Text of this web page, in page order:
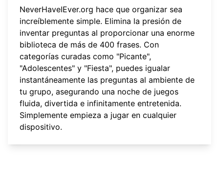
NeverHaveIEver.org hace que organizar sea
increíblemente simple. Elimina la presión de
inventar preguntas al proporcionar una enorme
biblioteca de más de 400 frases. Con
categorías curadas como "Picante",
"Adolescentes" y "Fiesta", puedes igualar
instantáneamente las preguntas al ambiente de
tu grupo, asegurando una noche de juegos
fluida, divertida e infinitamente entretenida.
Simplemente empieza a jugar en cualquier
dispositivo.